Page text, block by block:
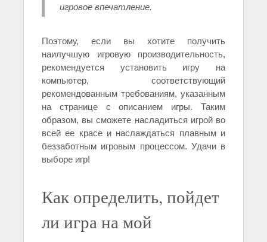
игровое впечатление.
Поэтому, если вы хотите получить
наилучшую игровую производительность,
рекомендуется установить игру на
компьютер, соответствующий
рекомендованным требованиям, указанным
на странице с описанием игры. Таким
образом, вы сможете насладиться игрой во
всей ее красе и наслаждаться плавным и
беззаботным игровым процессом. Удачи в
выборе игр!
Как определить, пойдет
ли игра на мой